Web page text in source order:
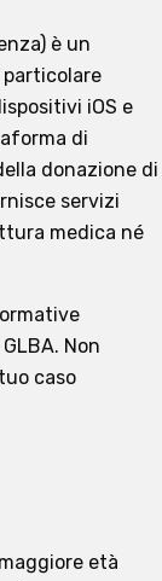
è un
iOS e
di
donazione di
servizi
medica né
Non
caso
età